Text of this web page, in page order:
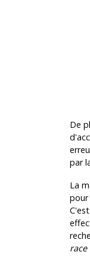
De
par
La
pour